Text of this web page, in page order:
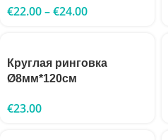
€22.00–€24.00
Круглая ринговка
Ø8мм*120см
€23.00